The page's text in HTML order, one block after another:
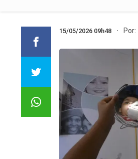
15/05/2026 09h48 Por: